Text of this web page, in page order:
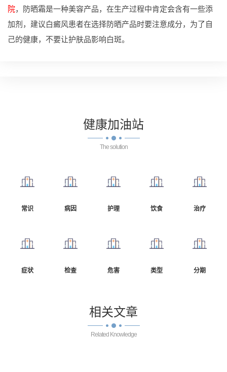
院，防晒霜是一种美容产品，在生产过程中肯定会含有一些添
加剂，建议白癜风患者在选择防晒产品时要注意成分，为了自
己的健康，不要让护肤品影响白斑。
健康加油站
The solution
常识 病因 护理 饮食 治疗
症状 检查 危害 类型 分期
相关文章
Related Knowledge